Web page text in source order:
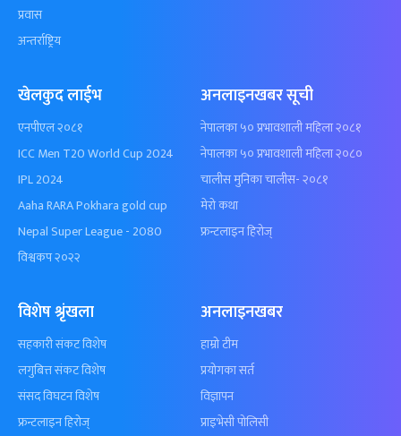
प्रवास
अन्तर्राष्ट्रिय
खेलकुद लाईभ
एनपीएल २०८१
ICC Men T20 World Cup 2024
IPL 2024
Aaha RARA Pokhara gold cup
Nepal Super League - 2080
विश्वकप २०२२
अनलाइनखबर सूची
नेपालका ५० प्रभावशाली महिला २०८१
नेपालका ५० प्रभावशाली महिला २०८०
चालीस मुनिका चालीस- २०८१
मेरो कथा
फ्रन्टलाइन हिरोज्
विशेष श्रृंखला
सहकारी संकट विशेष
लगुबित्त संकट विशेष
संसद विघटन विशेष
फ्रन्टलाइन हिरोज्
अनलाइनखबर
हाम्रो टीम
प्रयोगका सर्त
विज्ञापन
प्राइभेसी पोलिसी